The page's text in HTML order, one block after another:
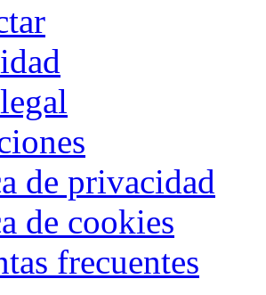
de privacidad
de cookies
frecuentes